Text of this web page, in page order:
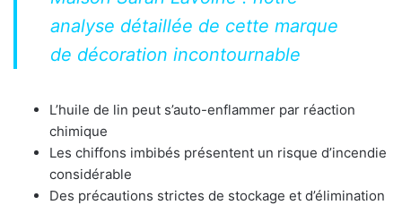
analyse détaillée de cette marque
de décoration incontournable
L’huile de lin peut s’auto-enflammer par réaction
chimique
Les chiffons imbibés présentent un risque d’incendie
considérable
Des précautions strictes de stockage et d’élimination